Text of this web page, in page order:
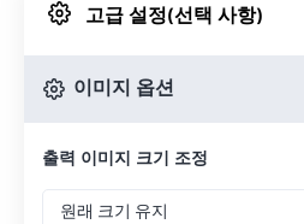
Google 드라
고급 설정(선택 사항)
이미지 옵션
출력 이미지 크기 조정
원래 크기 유지